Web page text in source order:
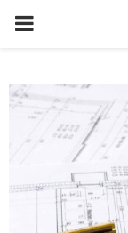
PRIMARY